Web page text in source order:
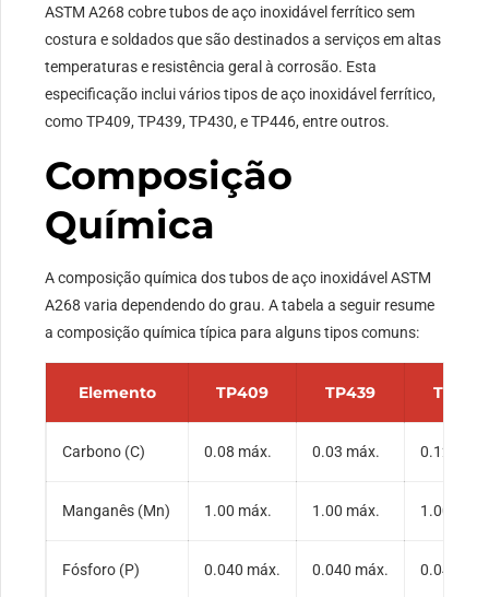
ASTM A268 cobre tubos de aço inoxidável ferrítico sem
costura e soldados que são destinados a serviços em altas
temperaturas e resistência geral à corrosão. Esta
especificação inclui vários tipos de aço inoxidável ferrítico,
como TP409, TP439, TP430, e TP446, entre outros.
Composição
Química
A composição química dos tubos de aço inoxidável ASTM
A268 varia dependendo do grau. A tabela a seguir resume
a composição química típica para alguns tipos comuns:
Elemento TP409 TP439 TP430
Carbono (C) 0.08 máx. 0.03 máx. 0.12 máx.
Manganês (Mn) 1.00 máx. 1.00 máx. 1.00 máx.
Fósforo (P) 0.040 máx. 0.040 máx. 0.040